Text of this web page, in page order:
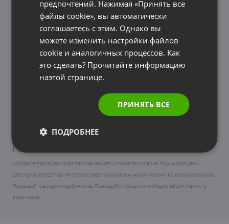
Призыв к действию
Создайте персонализированное маркетинговое сообщение, побуждающее к
действию. Представляйте свое предложение в нужный момент во время вебинара.
Продавайте во время вебинаров. Повышайте продажи и общую эффективность
вебинаров.
ITALIAN
предпочтений. Нажимая «Принять все
файлы cookie», вы автоматически
соглашаетесь с этим. Однако вы
можете изменить настройки файлов
cookie и аналогичных процессов. Как
это сделать? Прочитайте информацию
наэтой странице.
ПРИНЯТЬ ВСЕ
ПОДРОБНЕЕ